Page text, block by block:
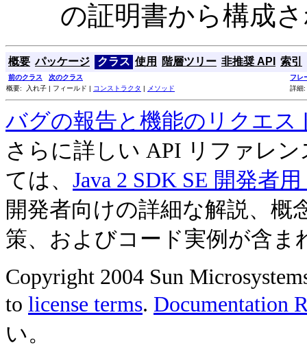
の証明書から構成
概要 パッケージ クラス 使用 階層ツリー 非推奨 API 索引
前のクラス 次のクラス
フレ
概要: 入れ子 | フィールド | コンストラクタ メソッド 詳細
バグの報告と機能のリクエス
さらに詳しい API リファレ
ては、 Java 2 SDK SE 開発者
開発者向けの詳細な解説、概
策、およびコード実例が含ま
Copyright 2004 Sun
to license terms. Documentation
い。